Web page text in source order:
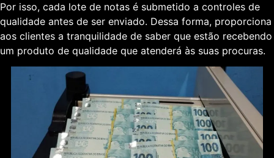
Por isso, cada lote de notas é submetido a controles de
qualidade antes de ser enviado. Dessa forma, proporciona
aos clientes a tranquilidade de saber que estão recebendo
um produto de qualidade que atenderá às suas procuras.